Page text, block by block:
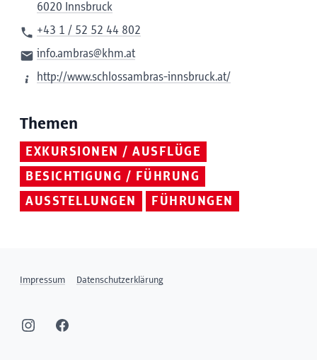
6020 Innsbruck
+43 1 / 52 52 44 802
info.ambras@khm.at
http://www.schlossambras-innsbruck.at/
Themen
EXKURSIONEN / AUSFLÜGE
BESICHTIGUNG / FÜHRUNG
AUSSTELLUNGEN
FÜHRUNGEN
Impressum Datenschutzerklärung